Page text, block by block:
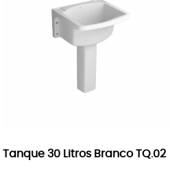
Tanque 30 Litros Branco TQ.02